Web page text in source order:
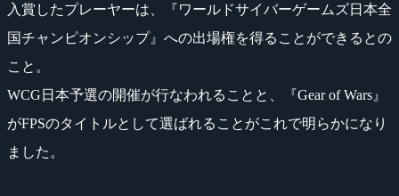
入賞したプレーヤーは、『ワールドサイバーゲームズ日本全
国チャンピオンシップ』への出場権を得ることができるとの
こと。
WCG日本予選の開催が行なわれることと、『Gear of Wars』
がFPSのタイトルとして選ばれることがこれで明らかになり
ました。